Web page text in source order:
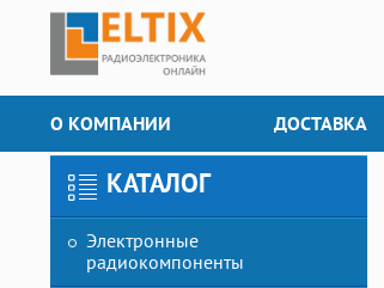
О КОМПАНИИ ДОСТАВКА
КАТАЛОГ
Электронные
радиокомпоненты